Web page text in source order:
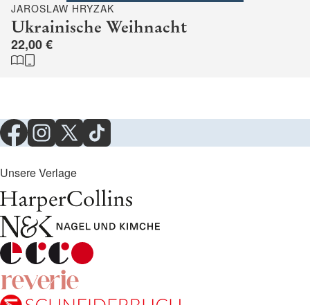
JAROSLAW HRYZAK
Ukrainische Weihnacht
22,00 €
Unsere Verlage